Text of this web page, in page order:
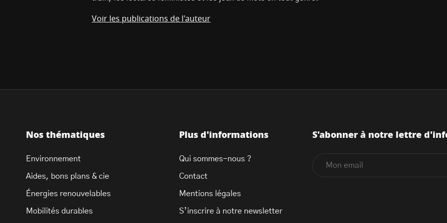
Voir les publications de l'auteur
Nos thématiques
Environnement
Aides, bons plans & cie
Énergies renouvelables
Mobilités durables
Plus d'informations
Qui sommes-nous ?
Contact
Mentions légales
S’inscrire à notre newsletter
S'abonner à notre lettre